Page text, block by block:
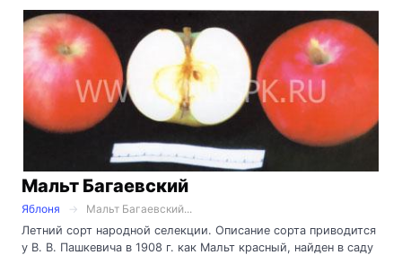
Мальт Багаевский
Яблоня
Мальт Багаевский...
Летний сорт народной селекции. Описание сорта приводится
у В. В. Пашкевича в 1908 г. как Мальт красный, найден в саду